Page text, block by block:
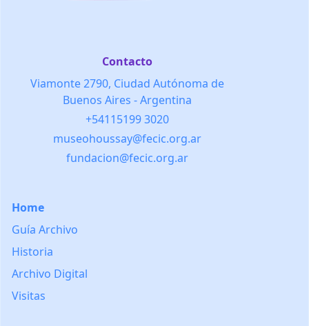
Contacto
Viamonte 2790, Ciudad Autónoma de
Buenos Aires - Argentina
+54115199 3020
museohoussay@fecic.org.ar
fundacion@fecic.org.ar
Home
Guía Archivo
Historia
Archivo Digital
Visitas